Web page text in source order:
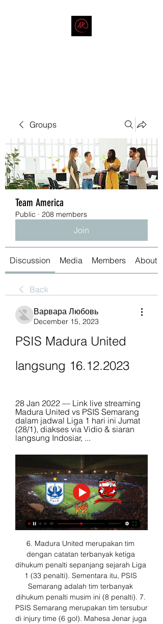
Groups
Team America
Public · 208 members
Join
Discussion Media Members About
Back
Варвара Любовь
December 15, 2023
PSIS Madura United
langsung 16.12.2023
28 Jan 2022 — Link live streaming
Madura United vs PSIS Semarang
dalam jadwal Liga 1 hari ini Jumat
(28/1), diakses via Vidio & siaran
langsung Indosiar, ...
6. Madura United merupakan tim
dengan catatan terbanyak ketiga
dihukum penalti sepanjang sejarah Liga
1 (33 penalti). Sementara itu, PSIS
Semarang adalah tim terbanyak
dihukum penalti musim ini (8 penalti). 7.
PSIS Semarang merupakan tim tersubur
di injury time (6 gol). Mahesa Jenar juga